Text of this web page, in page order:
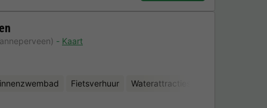
Kaart
Fietsverhuur Waterattracties